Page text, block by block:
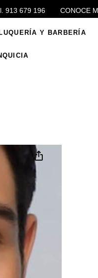
913 679 196 CONOCE
Y BARBERÍA